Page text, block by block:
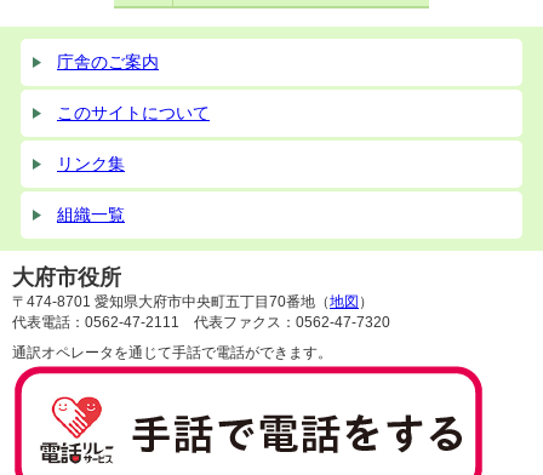
庁舎のご案内
このサイトについて
リンク集
組織一覧
大府市役所
〒474-8701 愛知県大府市中央町五丁目70番地（地図 ）
代表電話：0562-47-2111 代表ファクス：0562-47-7320
通訳オペレータを通じて手話で電話ができます。